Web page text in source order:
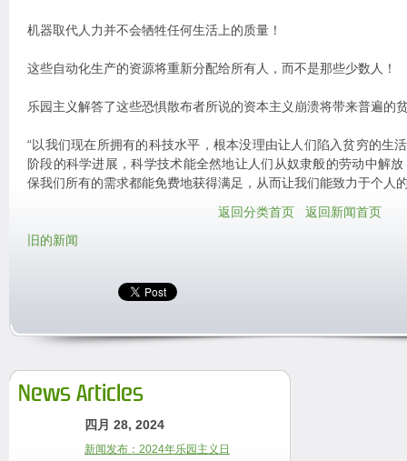
机器取代人力并不会牺牲任何生活上的质量！
这些自动化生产的资源将重新分配给所有人，而不是那些少数人！
乐园主义解答了这些恐惧散布者所说的资本主义崩溃将带来普遍的
“以我们现在所拥有的科技水平，根本没理由让人们陷入贫穷的生
阶段的科学进展，科学技术能全然地让人们从奴隶般的劳动中解
保我们所有的需求都能免费地获得满足，从而让我们能致力于个人
返回分类首页
返回新闻首页
旧的新闻
News Articles
四月 28, 2024
新闻发布：2024年乐园主义日